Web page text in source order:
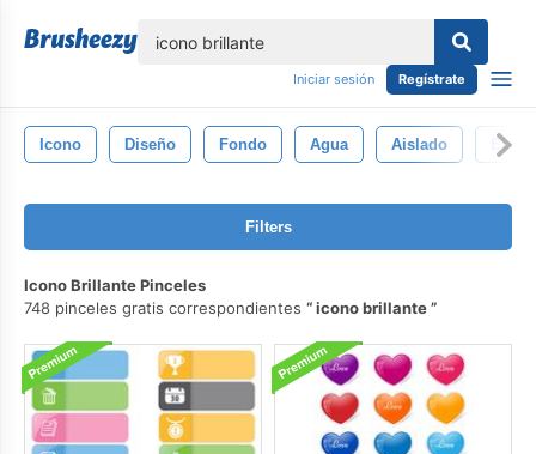
Iniciar sesión Regístrate
Icono Diseño Fondo Agua Aislado
Filters
Icono Brillante Pinceles
748 pinceles gratis correspondientes
icono brillante